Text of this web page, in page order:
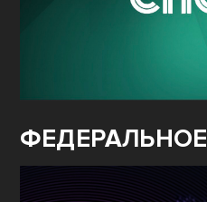
ФЕДЕРАЛЬНОЕ